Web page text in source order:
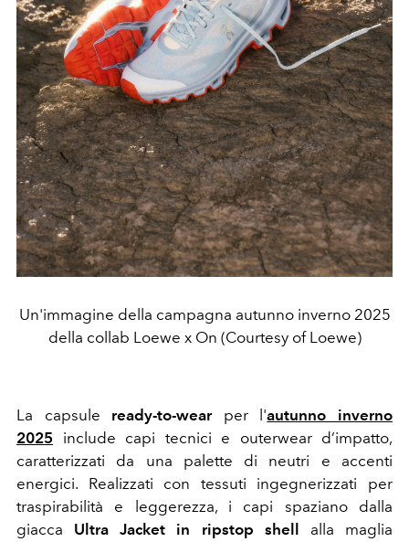
Un'immagine della campagna autunno inverno 2025
della collab Loewe x On (Courtesy of Loewe)
La capsule ready-to-wearper l'autunno inverno
2025 include capi tecnici e outerwear d’impatto,
caratterizzati da una palette di neutri e accenti
energici. Realizzati con tessuti ingegnerizzati per
traspirabilità e leggerezza, i capi spaziano dalla
giacca Ultra Jacket in ripstop shell alla maglia